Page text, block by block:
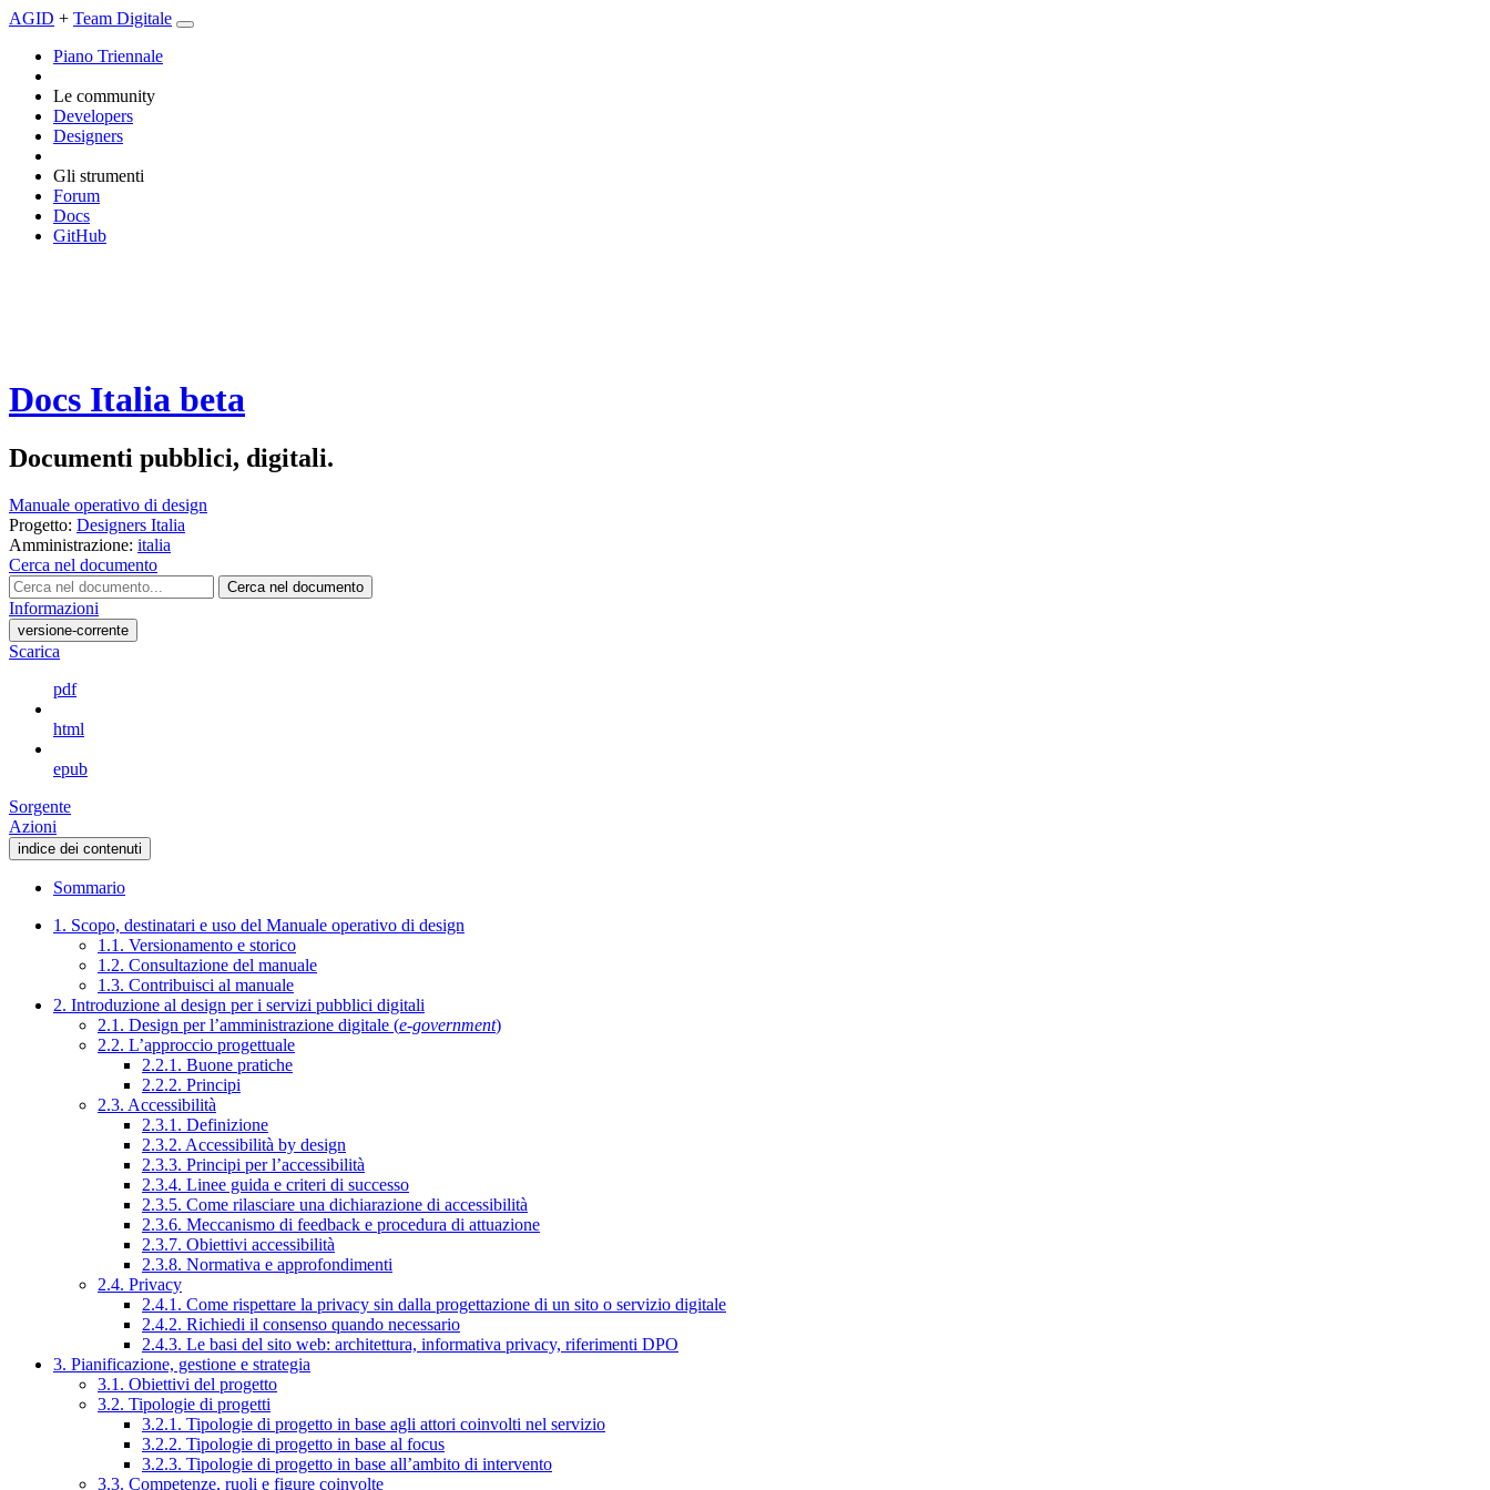
AGID + Team Digitale
Piano Triennale
Le community
Developers
Designers
Gli strumenti
Forum
Docs
GitHub
Docs Italia beta
Documenti pubblici, digitali.
Manuale operativo di design
Progetto: Designers Italia
Amministrazione: italia
Cerca nel documento
Cerca nel documento
Informazioni
versione-corrente
Scarica
pdf
html
epub
Sorgente
Azioni
indice dei contenuti
Sommario
1. Scopo, destinatari e uso del Manuale operativo di design
1.1. Versionamento e storico
1.2. Consultazione del manuale
1.3. Contribuisci al manuale
2. Introduzione al design per i servizi pubblici digitali
2.1. Design per l’amministrazione digitale (e-government)
2.2. L’approccio progettuale
2.2.1. Buone pratiche
2.2.2. Principi
2.3. Accessibilità
2.3.1. Definizione
2.3.2. Accessibilità by design
2.3.3. Principi per l’accessibilità
2.3.4. Linee guida e criteri di successo
2.3.5. Come rilasciare una dichiarazione di accessibilità
2.3.6. Meccanismo di feedback e procedura di attuazione
2.3.7. Obiettivi accessibilità
2.3.8. Normativa e approfondimenti
2.4. Privacy
2.4.1. Come rispettare la privacy sin dalla progettazione di un sito o servizio digitale
2.4.2. Richiedi il consenso quando necessario
2.4.3. Le basi del sito web: architettura, informativa privacy, riferimenti DPO
3. Pianificazione, gestione e strategia
3.1. Obiettivi del progetto
3.2. Tipologie di progetti
3.2.1. Tipologie di progetto in base agli attori coinvolti nel servizio
3.2.2. Tipologie di progetto in base al focus
3.2.3. Tipologie di progetto in base all’ambito di intervento
3.3. Competenze, ruoli e figure coinvolte